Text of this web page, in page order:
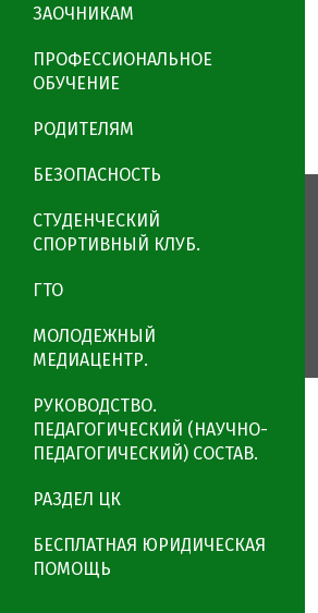
ЗАОЧНИКАМ
ПРОФЕССИОНАЛЬНОЕ
ОБУЧЕНИЕ
РОДИТЕЛЯМ
БЕЗОПАСНОСТЬ
СТУДЕНЧЕСКИЙ
СПОРТИВНЫЙ КЛУБ.
ГТО
МОЛОДЕЖНЫЙ
МЕДИАЦЕНТР.
РУКОВОДСТВО.
ПЕДАГОГИЧЕСКИЙ (НАУЧНО-
ПЕДАГОГИЧЕСКИЙ) СОСТАВ.
РАЗДЕЛ ЦК
БЕСПЛАТНАЯ ЮРИДИЧЕСКАЯ
ПОМОЩЬ
Заказать